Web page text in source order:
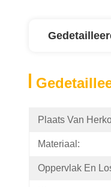
Plaats Van
Materiaal:
Oppervlak En